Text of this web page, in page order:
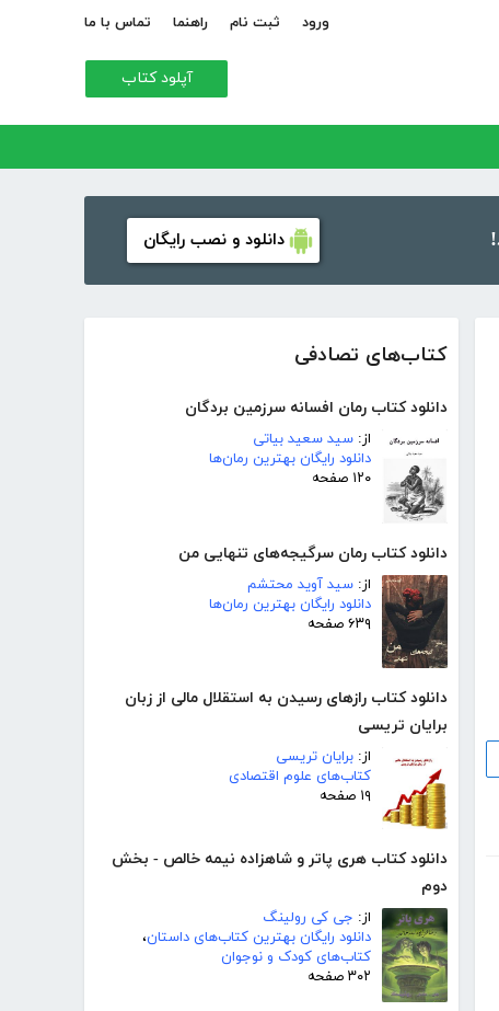
ورود ثبت نام راهنما تماس با ما
آپلود کتاب
دانلود و نصب رایگان
کتاب‌های تصادفی
دانلود کتاب رمان افسانه سرزمین بردگان
از: سید سعید بیاتی
دانلود رایگان بهترین رمان‌ها
۱۲۰ صفحه
دانلود کتاب رمان سرگیجه‌های تنهایی من
از: سید آوید محتشم
دانلود رایگان بهترین رمان‌ها
۶۳۹ صفحه
دانلود کتاب رازهای رسیدن به استقلال مالی از زبان
برایان تریسی
از: برایان تریسی
کتاب‌های علوم اقتصادی
۱۹ صفحه
دانلود کتاب هری پاتر و شاهزاده نیمه خالص - بخش
دوم
از: جی کی رولینگ
دانلود رایگان بهترین کتاب‌های داستان،
کتاب‌های کودک و نوجوان
۳۰۲ صفحه